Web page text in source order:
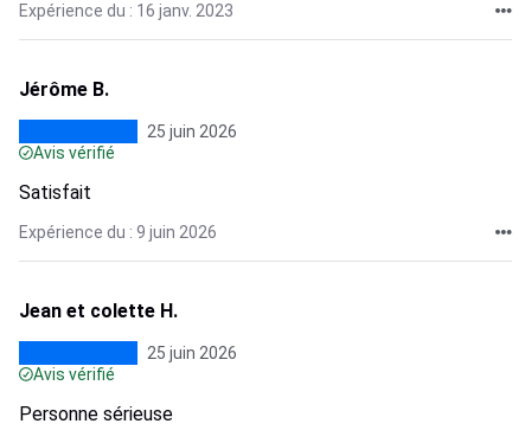
Expérience du : 16 janv. 2023
Jérôme B.
25 juin 2026
Avis vérifié
Satisfait
Expérience du : 9 juin 2026
Jean et colette H.
25 juin 2026
Avis vérifié
Personne sérieuse